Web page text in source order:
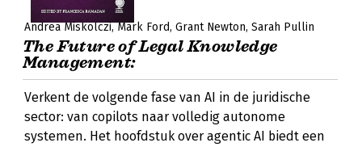
Andrea Miskolczi Mark Ford Grant Newton Sarah Pullin
The Future of Legal Knowledge
Management:
Verkent de volgende fase van AI in de juridische
sector: van copilots naar volledig autonome
systemen. Het hoofdstuk over agentic AI biedt een